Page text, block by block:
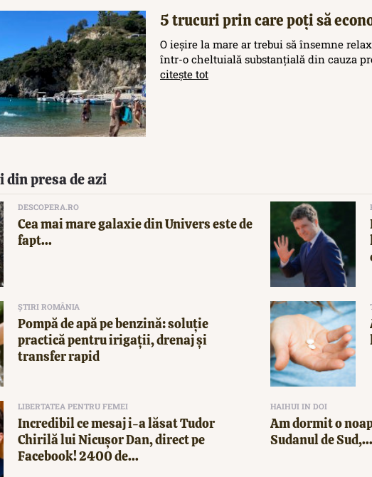
5 trucuri prin care poți să
O ieșire la mare ar trebui să însemne
într-o cheltuială substanțială din cauza
citește tot
din presa de azi
DESCOPERA.RO
Cea mai mare galaxie din Univers este de
fapt...
ȘTIRI ROMÂNIA
Pompă de apă pe benzină: soluție
practică pentru irigații, drenaj și
transfer rapid
LIBERTATEA PENTRU FEMEI
Incredibil ce mesaj i-a lăsat Tudor
Chirilă lui Nicușor Dan, direct pe
Facebook! 2400 de...
HAIHUI IN DOI
Am dormit o
Sudanul de Sud,...